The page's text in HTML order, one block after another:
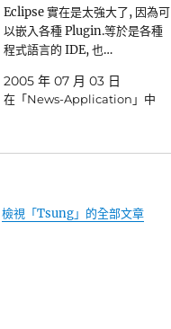
Eclipse 實在是太強大了, 因為可
以嵌入各種 Plugin.等於是各種
程式語言的 IDE, 也…
2005 年 07 月 03 日
在「News-Application」中
檢視「Tsung」的全部文章